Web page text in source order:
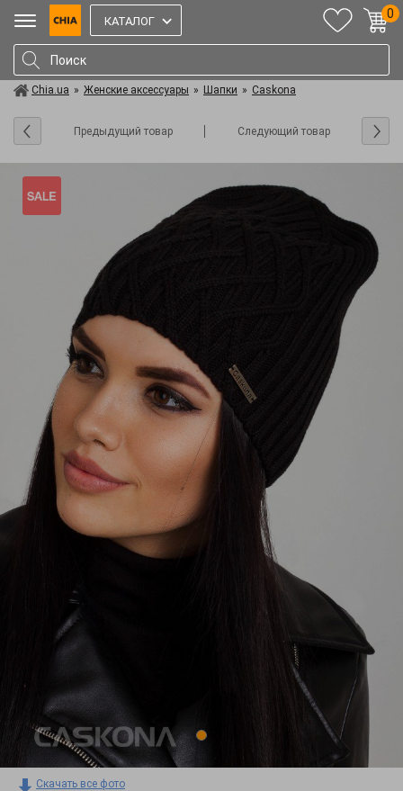
КАТАЛОГ
0
Chia.ua » Женские аксессуары » Шапки » Caskona
Предыдущий товар Следующий товар
Скачать все фото